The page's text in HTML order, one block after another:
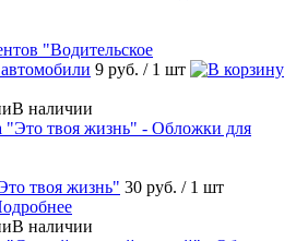
"Водительское
9 руб. / 1 шт
В наличии
твоя жизнь" 30 руб. / 1 шт
В наличии